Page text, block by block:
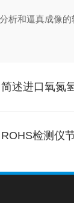
和逼真成像的
简述进口氧氮
ROHS检测仪